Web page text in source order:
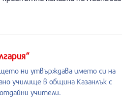
ни утвърждава името си на
училище в община Казанлък с
учители.